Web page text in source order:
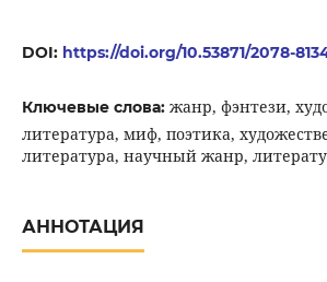
DOI: https://doi.org/10.53871/2078-
Ключевые слова: жанр, фэнтези,
литература, миф, поэтика,
литература, научный жанр,
АННОТАЦИЯ